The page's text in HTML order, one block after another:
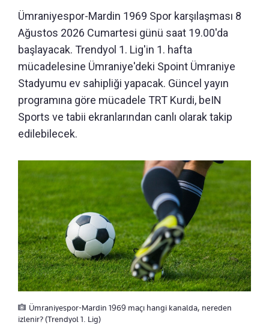
Ümraniyespor-Mardin 1969 Spor karşılaşması 8
Ağustos 2026 Cumartesi günü saat 19.00'da
başlayacak. Trendyol 1. Lig'in 1. hafta
mücadelesine Ümraniye'deki Spoint Ümraniye
Stadyumu ev sahipliği yapacak. Güncel yayın
programına göre mücadele TRT Kurdi, beIN
Sports ve tabii ekranlarından canlı olarak takip
edilebilecek.
Ümraniyespor-Mardin 1969 maçı hangi kanalda, nereden
izlenir? (Trendyol 1. Lig)